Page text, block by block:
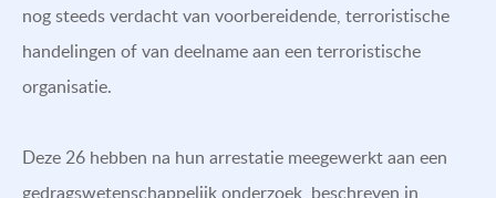
nog steeds verdacht van voorbereidende, terroristische
handelingen of van deelname aan een terroristische
organisatie.
Deze 26 hebben na hun arrestatie meegewerkt aan een
gedragswetenschappelijk onderzoek, beschreven in